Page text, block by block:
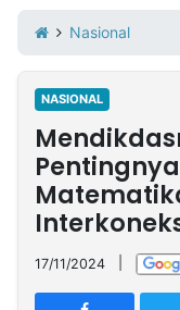
Iklan
Berita
Kami
Nasional
International
Olahraga
Entertainment
Daerah
Pariwisata
Kuliner
Kolom
Network
PT
TREETAN
Nasional
NASIONAL
17/11/2024